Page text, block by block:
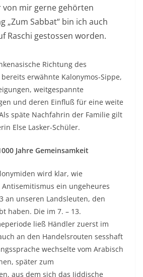
von mir gerne gehörten
„Zum Sabbat“ bin ich auch
Raschi gestossen worden.
Richtung des
erwähnte Kalonymos-Sippe,
weitgespannte
und deren Einfluß für eine weite
späte Nachfahrin der Familie gilt
Else Lasker-Schüler.
Jahre Gemeinsamkeit
wird klar, wie
ein ungeheures
an unseren Landsleuten, den
haben. Die im 7. – 13.
ließ Händler zuerst im
an den Handelsrouten sesshaft
wechselte vom Arabisch
später zum
aus dem sich das Jiddische